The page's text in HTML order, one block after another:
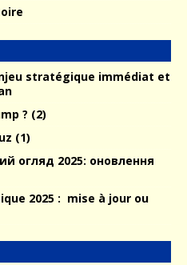
stratégique immédiat et
? (2)
(1)
огляд 2025: оновлення
2025 : mise à jour ou